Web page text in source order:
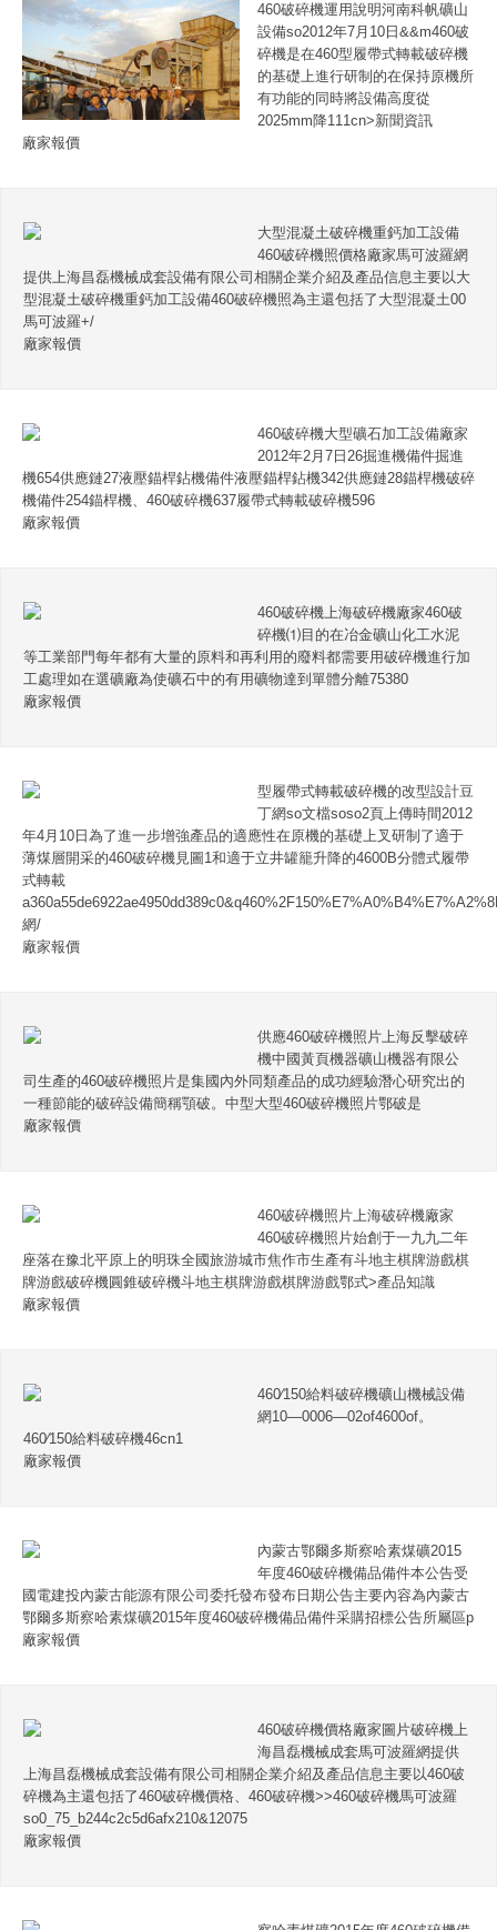
460破碎機運用說明河南科帆礦山
設備so2012年7月10日&&m460破
碎機是在460型履帶式轉載破碎機
的基礎上進行研制的在保持原機所
有功能的同時將設備高度從
2025mm降111cn>新聞資訊
廠家報價
大型混凝土破碎機重鈣加工設備
460破碎機照價格廠家馬可波羅網
提供上海昌磊機械成套設備有限公司相關企業介紹及產品信息主要以大
型混凝土破碎機重鈣加工設備460破碎機照為主還包括了大型混凝土00
馬可波羅+/
廠家報價
460破碎機大型礦石加工設備廠家
2012年2月7日26掘進機備件掘進
機654供應鏈27液壓錨桿鉆機備件液壓錨桿鉆機342供應鏈28錨桿機破碎
機備件254錨桿機、460破碎機637履帶式轉載破碎機596
廠家報價
460破碎機上海破碎機廠家460破
碎機⑴目的在冶金礦山化工水泥
等工業部門每年都有大量的原料和再利用的廢料都需要用破碎機進行加
工處理如在選礦廠為使礦石中的有用礦物達到單體分離75380
廠家報價
型履帶式轉載破碎機的改型設計豆
丁網so文檔soso2頁上傳時間2012
年4月10日為了進一步增強產品的適應性在原機的基礎上叉研制了適于
薄煤層開采的460破碎機見圖1和適于立井罐籠升降的4600B分體式履帶
式轉載
網/
廠家報價
供應460破碎機照片上海反擊破碎
機中國黃頁機器礦山機器有限公
司生產的460破碎機照片是集國內外同類產品的成功經驗潛心研究出的
一種節能的破碎設備簡稱顎破。中型大型460破碎機照片鄂破是
廠家報價
460破碎機照片上海破碎機廠家
460破碎機照片始創于一九九二年
座落在豫北平原上的明珠全國旅游城市焦作市生產有斗地主棋牌游戲棋
牌游戲破碎機圓錐破碎機斗地主棋牌游戲棋牌游戲鄂式>產品知識
廠家報價
460∕150給料破碎機礦山機械設備
網10—0006—02of4600of。
460∕150給料破碎機46cn1
廠家報價
內蒙古鄂爾多斯察哈素煤礦2015
年度460破碎機備品備件本公告受
國電建投內蒙古能源有限公司委托發布發布日期公告主要內容為內蒙古
鄂爾多斯察哈素煤礦2015年度460破碎機備品備件采購招標公告所屬區p
廠家報價
460破碎機價格廠家圖片破碎機上
海昌磊機械成套馬可波羅網提供
上海昌磊機械成套設備有限公司相關企業介紹及產品信息主要以460破
碎機為主還包括了460破碎機價格、460破碎機>>460破碎機馬可波羅
so0_75_b244c2c5d6afx210&12075
廠家報價